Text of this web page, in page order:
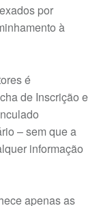
por
à
é
de Inscrição e
– sem que a
informação
apenas as